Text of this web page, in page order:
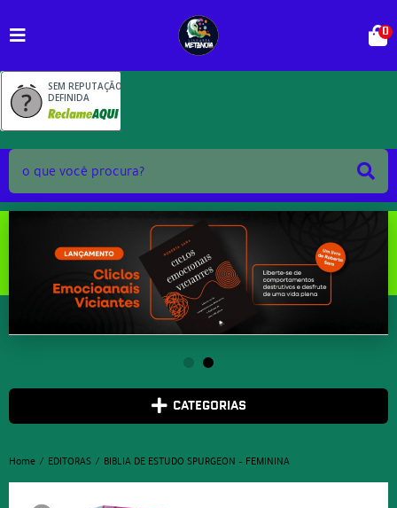
SEM REPUTAÇÃO
DEFINIDA
0
CATEGORIAS
Home EDITORAS BIBLIA DE ESTUDO SPURGEON – FEMININA